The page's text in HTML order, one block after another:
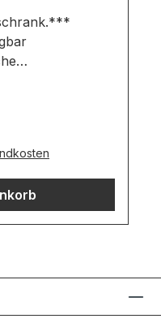
abweichen.
sind nicht
abweichen.